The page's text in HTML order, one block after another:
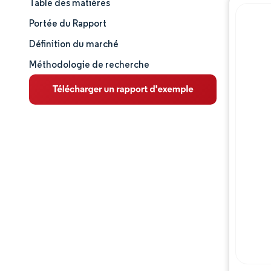
Taille et part de marché
Analyse du marché
Tendances et perspectives
Analyse des segments
Table des matières
Portée du Rapport
Définition du marché
Méthodologie de recherche